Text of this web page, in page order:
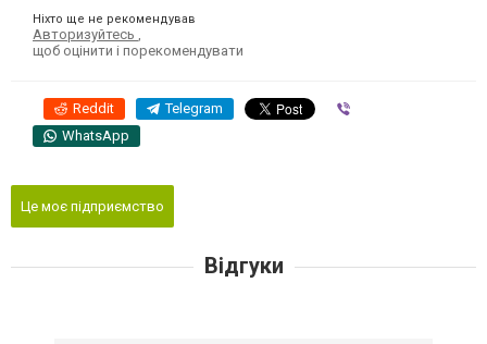
Ніхто ще не рекомендував
Авторизуйтесь
щоб оцінити і порекомендувати
Reddit Telegram
WhatsApp
Це моє підприємство
Відгуки